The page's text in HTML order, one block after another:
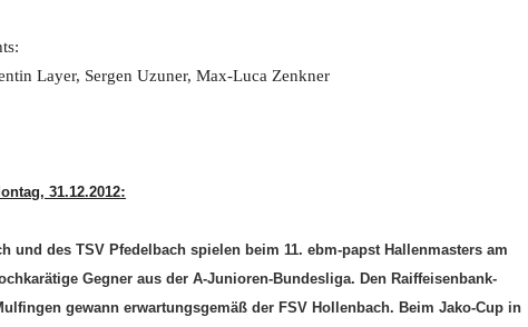
Layer, Sergen Uzuner, Max-Luca Zenkner
31.12.2012:
und des TSV Pfedelbach spielen beim 11. ebm-papst Hallenmasters am
Gegner aus der A-Junioren-Bundesliga. Den Raiffeisenbank-
gewann erwartungsgemäß der FSV Hollenbach. Beim Jako-Cup in